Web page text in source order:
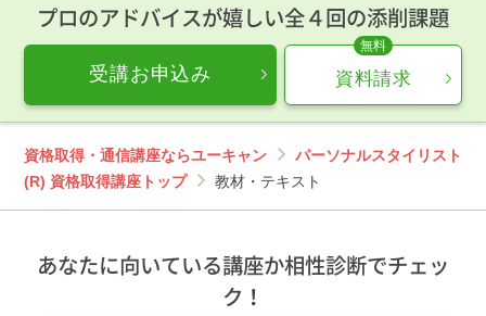
プロのアドバイスが嬉しい全４回の添削課題
受講お申込み 資料請求
資格取得・通信講座ならユーキャン
パーソナルスタイリスト
(R) 資格取得講座トップ
教材・テキスト
あなたに向いている講座か相性診断でチェッ
ク！